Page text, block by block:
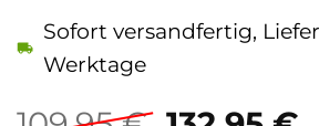
Sofort versandfertig,
Werktage